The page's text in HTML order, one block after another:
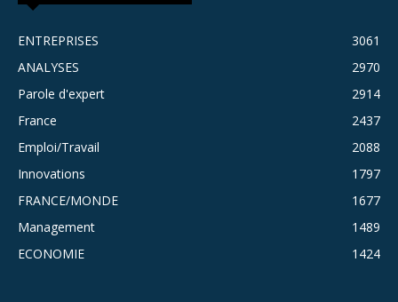
ENTREPRISES
3061
ANALYSES
2970
Parole d'expert
2914
France
2437
Emploi/Travail
2088
Innovations
1797
FRANCE/MONDE
1677
Management
1489
ECONOMIE
1424